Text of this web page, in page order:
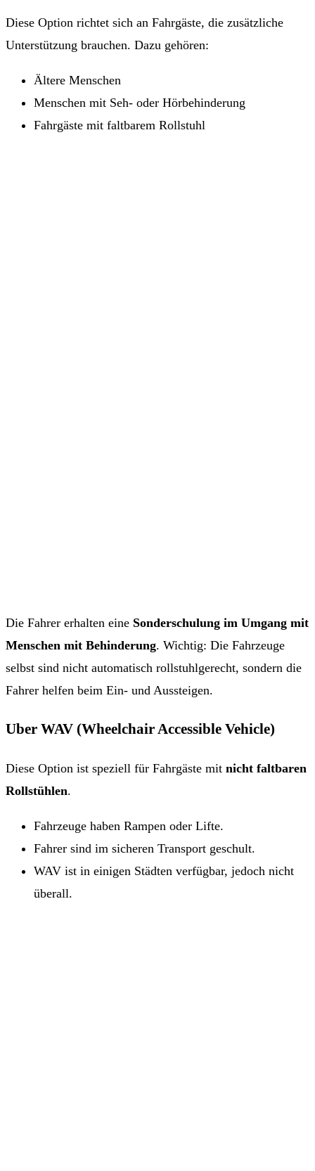
Diese Option richtet sich an Fahrgäste, die zusätzliche
Unterstützung brauchen. Dazu gehören:
Ältere Menschen
Menschen mit Seh- oder Hörbehinderung
Fahrgäste mit faltbarem Rollstuhl
Die Fahrer erhalten eine Sonderschulung im Umgang mit
Menschen mit Behinderung. Wichtig: Die Fahrzeuge
selbst sind nicht automatisch rollstuhlgerecht, sondern die
Fahrer helfen beim Ein- und Aussteigen.
Uber WAV (Wheelchair Accessible Vehicle)
Diese Option ist speziell für Fahrgäste mit nicht faltbaren
Rollstühlen.
Fahrzeuge haben Rampen oder Lifte.
Fahrer sind im sicheren Transport geschult.
WAV ist in einigen Städten verfügbar, jedoch nicht
überall.